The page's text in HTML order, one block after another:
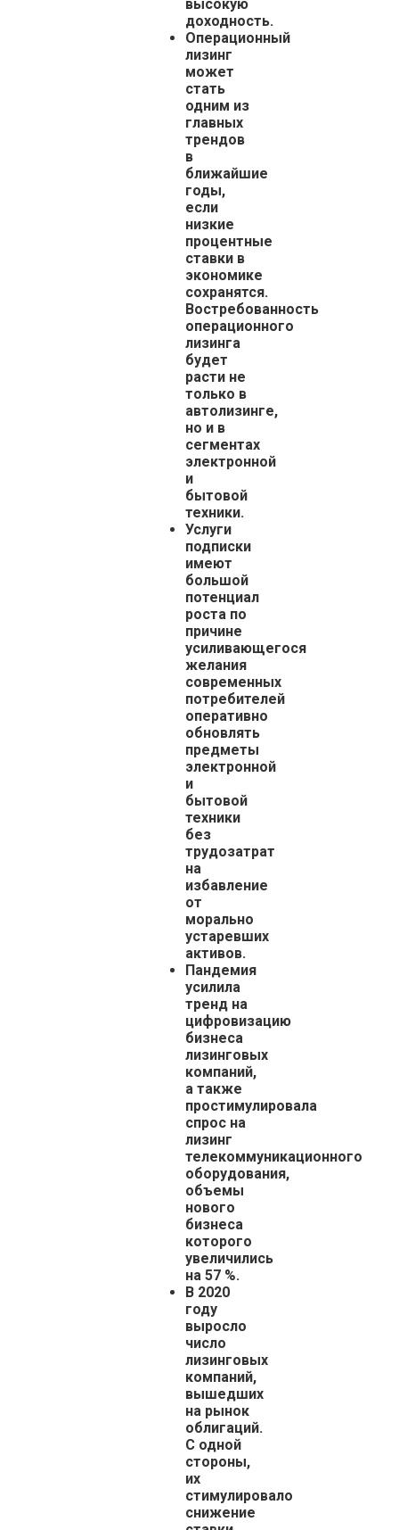
высокую
доходность.
Операционный
лизинг
может
стать
одним из
главных
трендов
в
ближайшие
годы,
если
низкие
процентные
ставки в
экономике
сохранятся.
Востребованность
операционного
лизинга
будет
расти не
только в
автолизинге,
но и в
сегментах
электронной
и
бытовой
техники.
Услуги
подписки
имеют
большой
потенциал
роста по
причине
усиливающегося
желания
современных
потребителей
оперативно
обновлять
предметы
электронной
и
бытовой
техники
без
трудозатрат
на
избавление
от
морально
устаревших
активов.
Пандемия
усилила
тренд на
цифровизацию
бизнеса
лизинговых
компаний,
а также
простимулировала
спрос на
лизинг
телекоммуникационного
оборудования,
объемы
нового
бизнеса
которого
увеличились
на 57 %.
В 2020
году
выросло
число
лизинговых
компаний,
вышедших
на рынок
облигаций.
С одной
стороны,
их
стимулировало
снижение